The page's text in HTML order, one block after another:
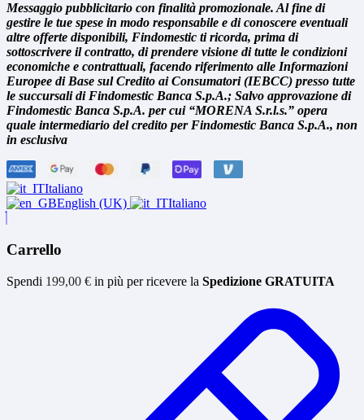
Messaggio pubblicitario con finalità promozionale. Al fine di
gestire le tue spese in modo responsabile e di conoscere eventuali
altre offerte disponibili, Findomestic ti ricorda, prima di
sottoscrivere il contratto, di prendere visione di tutte le condizioni
economiche e contrattuali, facendo riferimento alle Informazioni
Europee di Base sul Credito ai Consumatori (IEBCC) presso tutte
le succursali di Findomestic Banca S.p.A.; Salvo approvazione di
Findomestic Banca S.p.A. per cui “MORENA S.r.l.s.” opera
quale intermediario del credito per Findomestic Banca S.p.A., non
in esclusiva
Italiano
English (UK)
Italiano
Carrello
Spendi 199,00 € in più per ricevere la Spedizione GRATUITA